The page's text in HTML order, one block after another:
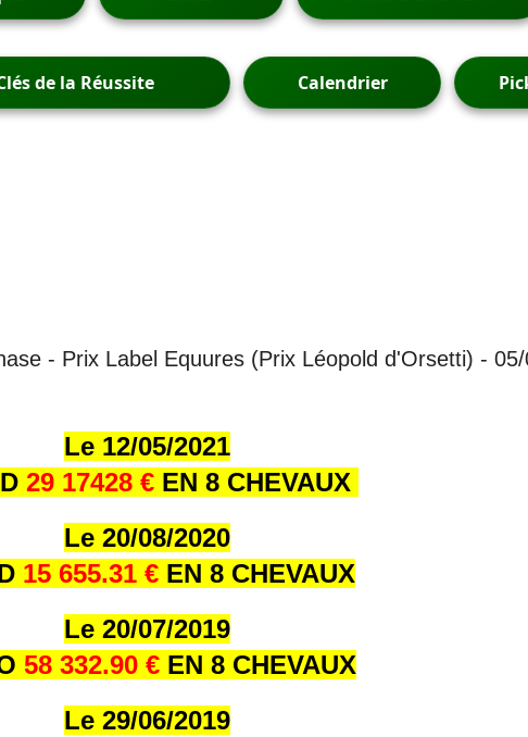
de la Réussite Calendrier
- Prix Label Equures (Prix Léopold d'Orsetti) -
Le 12/05/2021
29 17428 € EN 8 CHEVAUX
Le 20/08/2020
15 655.31 € EN 8 CHEVAUX
Le 20/07/2019
58 332.90 € EN 8 CHEVAUX
Le 29/06/2019